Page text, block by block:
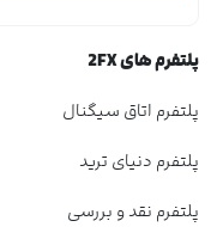
پلتفرم های 2FX
پلتفرم اتاق سیگنال
پلتفرم دنیای ترید
پلتفرم نقد و بررسی